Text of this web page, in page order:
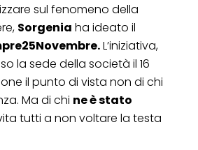
sul fenomeno della
Sorgenia ha ideato il
L’iniziativa,
la sede della società il 16
il punto di vista non di chi
Ma di chi ne è stato
tutti a non voltare la testa